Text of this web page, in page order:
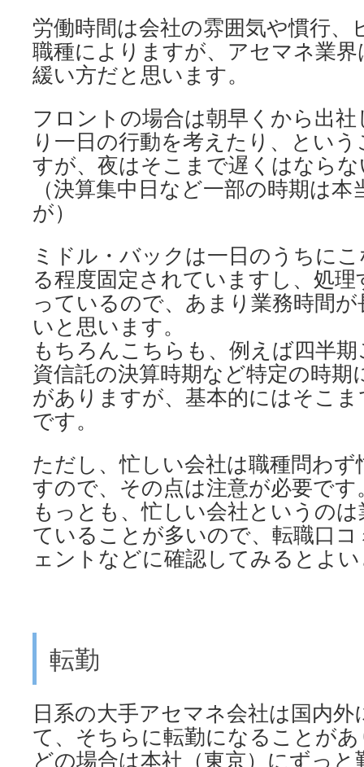
労働時間は会社の雰囲気や慣行
職種によりますが、アセマネ業
緩い方だと思います。
フロントの場合は朝早くから出
り一日の行動を考えたり、とい
すが、夜はそこまで遅くはなら
（決算集中日など一部の時期は
が）
ミドル・バックは一日のうちに
る程度固定されていますし、処
っているので、あまり業務時間
いと思います。
もちろんこちらも、例えば四半
資信託の決算時期など特定の時
がありますが、基本的にはそこ
です。
ただし、忙しい会社は職種問わ
すので、その点は注意が必要です
もっとも、忙しい会社というの
ていることが多いので、転職口
ェントなどに確認してみるとよ
転勤
日系の大手アセマネ会社は国内
て、そちらに転勤になることが
どの場合は本社（東京）にずっ